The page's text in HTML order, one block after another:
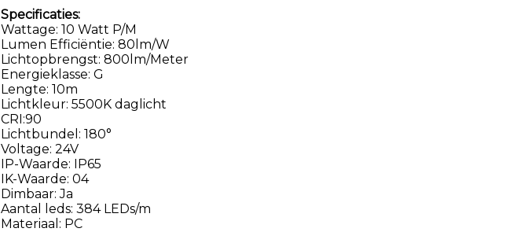
Specificaties:
Wattage: 10 Watt P/M
Lumen Efficiëntie: 80lm/W
Lichtopbrengst: 800lm/Meter
Energieklasse: G
Lengte: 10m
Lichtkleur: 5500K daglicht
CRI:90
Lichtbundel: 180°
Voltage: 24V
IP-Waarde: IP65
IK-Waarde: 04
Dimbaar: Ja
Aantal leds: 384 LEDs/m
Materiaal: PC